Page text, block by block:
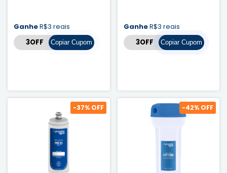
GanheR$3 reais
Copiar Cupom
GanheR$3 reais
Copiar Cupom
-37% OFF -42% OFF